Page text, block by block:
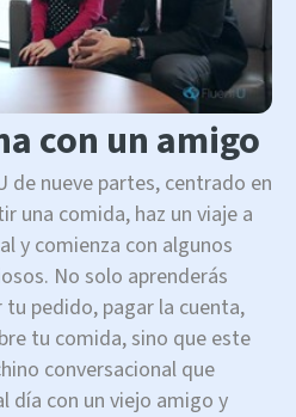
con un amigo
de nueve partes, centrado en
una comida, haz un viaje a
y comienza con algunos
No solo aprenderás
pedido, pagar la cuenta,
tu comida, sino que este
conversacional que
día con un viejo amigo y